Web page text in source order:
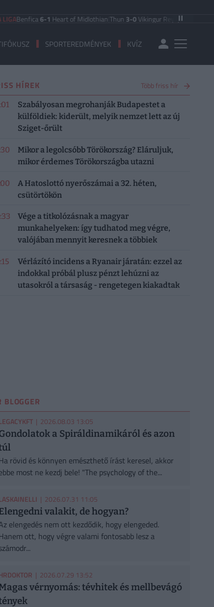
6-1Heart of Midlothian|Thun3-0Vikingur Reykjavik PAOK
SPORTEREDMÉNYEK KVÍZ
HÍREK Több friss hír
Szabályosan megrohanják Budapestet a
külföldiek: kiderült, melyik nemzet lett az új
Sziget-őrült
Mikor a legolcsóbb Törökország? Eláruljuk,
mikor érdemes Törökországba utazni
A Hatoslottó nyerőszámai a 32. héten,
csütörtökön
Vége a titkolózásnak a magyar
munkahelyeken: így tudhatod meg végre,
valójában mennyit keresnek a többiek
Vérlázító incidens a Ryanair járatán: ezzel az
indokkal próbál plusz pénzt lehúzni az
utasokról a társaság - rengetegen kiakadtak
BLOGGER
| 2026.08.03 13:05
a Spiráldinamikáról és azon
rövid és könnyen emészthető írást keresel, akkor
most ne kezdj bele! "The psychology of the...
| 2026.07.31 11:05
valakit, de hogyan?
elengedés nem ott kezdődik, hogy elengeded.
ott, hogy végre valami fontosabb lesz a
| 2026.07.29 13:52
vérnyomás: tévhitek és mellbevágó